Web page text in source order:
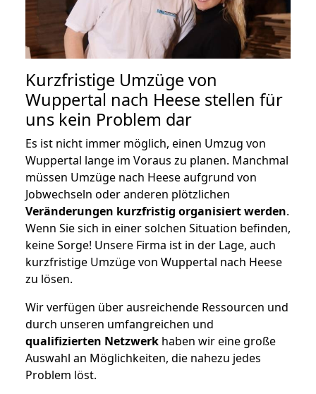
Kurzfristige Umzüge von
Wuppertal nach Heese stellen für
uns kein Problem dar
Es ist nicht immer möglich, einen Umzug von
Wuppertal lange im Voraus zu planen. Manchmal
müssen Umzüge nach Heese aufgrund von
Jobwechseln oder anderen plötzlichen
Veränderungen kurzfristig organisiert werden.
Wenn Sie sich in einer solchen Situation befinden,
keine Sorge! Unsere Firma ist in der Lage, auch
kurzfristige Umzüge von Wuppertal nach Heese
zu lösen.
Wir verfügen über ausreichende Ressourcen und
durch unseren umfangreichen und
qualifizierten Netzwerk haben wir eine große
Auswahl an Möglichkeiten, die nahezu jedes
Problem löst.